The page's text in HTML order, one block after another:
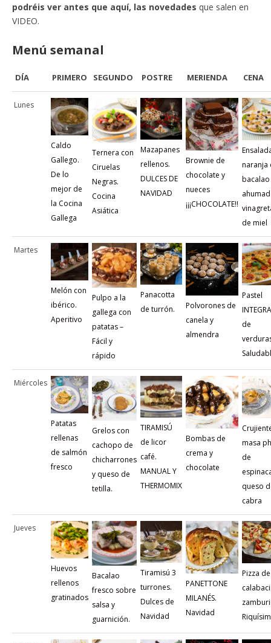
podréis ver antes que aquí, las novedades que salen en
VIDEO.
Menú semanal
DÍA PRIMERO SEGUNDO POSTRE MERIENDA CENA
Lunes
Caldo
Gallego.
De lo
mejor de
la Cocina
Gallega
Ternera con
Ciruelas
Negras.
Cocina
Asiática
Mazapanes
rellenos.
DULCES DE
NAVIDAD
Brownie de
chocolate y
nueces
¡¡¡CHOCOLATE!!
naranja
bacalao
de miel
Martes
Melón con
ibérico.
Aperitivo
Pulpo a la
gallega con
patatas –
Fácil y
rápido
Panacotta
de turrón.
Polvorones de
canela y
almendra
Pastel
de
Miércoles
Patatas
rellenas
de salmón
fresco
Grelos con
cachopo de
chicharrones
y queso de
tetilla.
TIRAMISÚ
de licor
café.
MANUAL Y
THERMOMIX
Bombas de
crema y
chocolate
masa
de
queso
cabra
Jueves
Huevos
rellenos
gratinados
Bacalao
fresco sobre
salsa y
guarnición.
Tiramisú 3
turrones.
Dulces de
Navidad
PANETTONE
MILANÉS.
Navidad
Pizza de